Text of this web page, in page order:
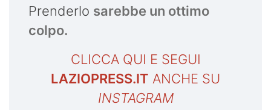
Prenderlo sarebbe un ottimo
colpo.
CLICCA QUI E SEGUI
LAZIOPRESS.IT ANCHE SU
INSTAGRAM